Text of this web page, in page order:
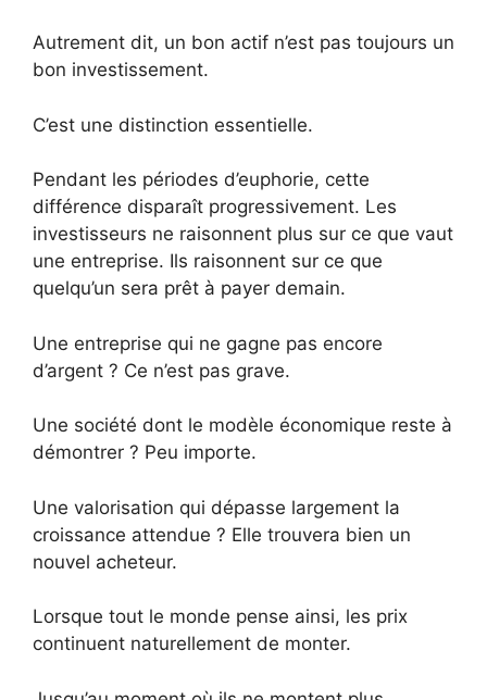
Autrement dit, un bon actif n’est pas toujours un
bon investissement.
C’est une distinction essentielle.
Pendant les périodes d’euphorie, cette
différence disparaît progressivement. Les
investisseurs ne raisonnent plus sur ce que vaut
une entreprise. Ils raisonnent sur ce que
quelqu’un sera prêt à payer demain.
Une entreprise qui ne gagne pas encore
d’argent ? Ce n’est pas grave.
Une société dont le modèle économique reste à
démontrer ? Peu importe.
Une valorisation qui dépasse largement la
croissance attendue ? Elle trouvera bien un
nouvel acheteur.
Lorsque tout le monde pense ainsi, les prix
continuent naturellement de monter.